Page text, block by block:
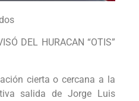
DEL HURACAN “OTIS”
cierta o cercana a la
salida de Jorge Luis